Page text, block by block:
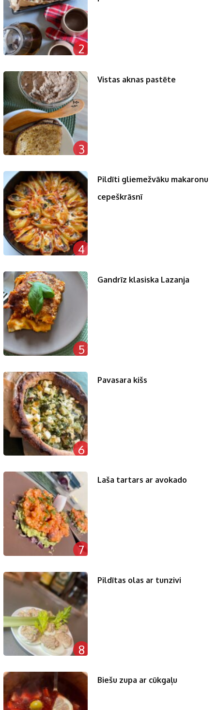
2
3
Vistas aknas pastēte
4
Pildīti gliemežvāku makaronu
cepeškrāsnī
5
Gandrīz klasiska Lazanja
6
Pavasara kišs
7
Laša tartars ar avokado
8
Pildītas olas ar tunzivi
Biešu zupa ar cūkgaļu